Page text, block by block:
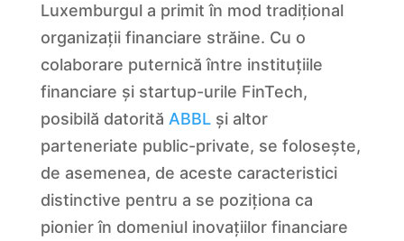
Luxemburgul a primit în mod tradițional
organizații financiare străine. Cu o
colaborare puternică între instituțiile
financiare și startup-urile FinTech,
posibilă datorită ABBLși altor
parteneriate public-private, se folosește,
de asemenea, de aceste caracteristici
distinctive pentru a se poziționa ca
pionier în domeniul inovațiilor financiare